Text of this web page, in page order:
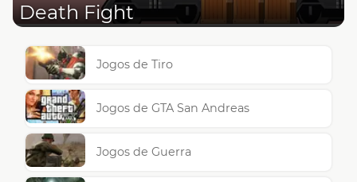
Death Fight
Jogos de Tiro
Jogos de GTA San Andreas
Jogos de Guerra